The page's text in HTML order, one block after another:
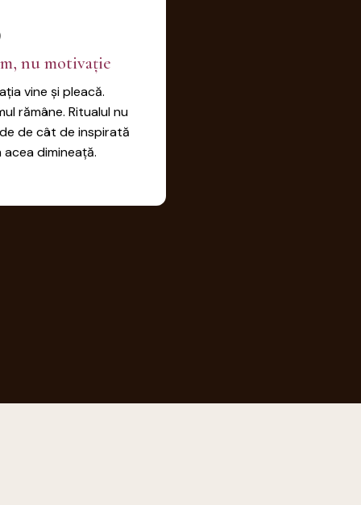
nu motivație
vine și pleacă.
rămâne. Ritualul nu
de cât de inspirată
acea dimineață.